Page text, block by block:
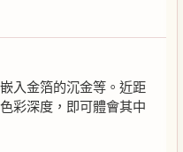
入金箔的沉金等。近距
彩深度，即可體會其中